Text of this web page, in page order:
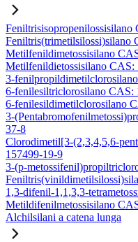
Feniltrisisopropenilossisilano
Feniltris(trimetilsilossi)silano
Metilfenildimetossisilano
Metilfenildietossisilano CAS:
3-
6-fenilesiltriclorosilano CAS:
6-fenilesildimetilclorosilano
3-
37-8
Clorodimetil[3-(2,3,4,5,6-
157499-19-9
3-(p-
1,3-difenil-1,1,3,3-
Metildifenilmetossisilano
Alchilsilani a catena lunga